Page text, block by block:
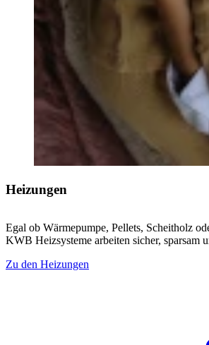
Heizungen
Egal ob Wärmepumpe, Pellets, Scheitholz
KWB Heizsysteme arbeiten sicher, sparsam
Zu den Heizungen